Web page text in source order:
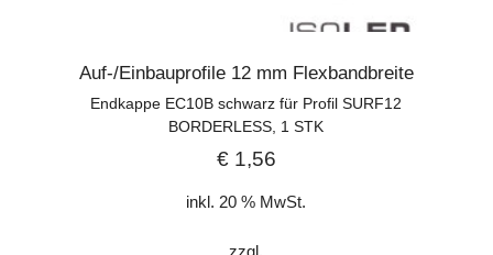
Auf-/Einbauprofile 12 mm Flexbandbreite
Endkappe EC10B schwarz für Profil SURF12
BORDERLESS, 1 STK
€1,56
inkl. 20 % MwSt.
zzgl.